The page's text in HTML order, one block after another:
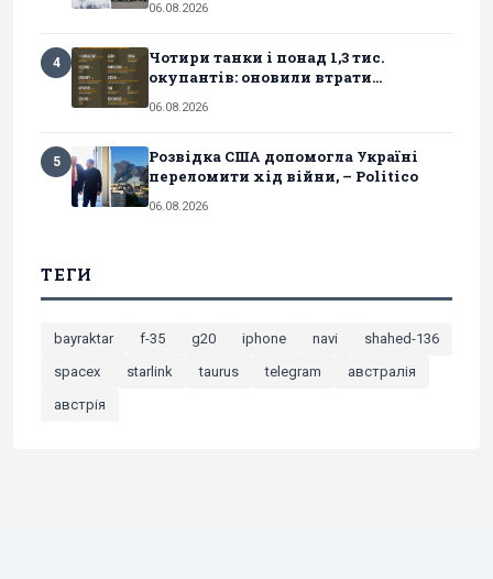
06.08.2026
4
Чотири танки і понад 1,3 тис.
окупантів: оновили втрати...
06.08.2026
5
Розвідка США допомогла Україні
переломити хід війни, – Politico
06.08.2026
ТЕГИ
bayraktar f-35 g20 iphone navi
shahed-136
spacex
starlink taurus telegram
австралія
австрія